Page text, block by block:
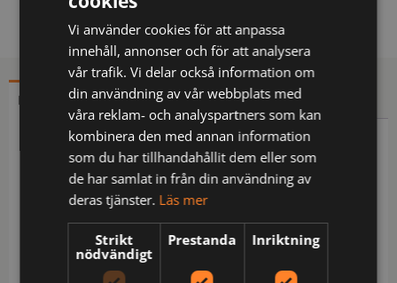
BESKRIVNING YTTERLIGARE INFORMATION
Beskrivning
Återvunnen polyester och ekologisk bomull /
Ribbstickade stretchpartier i midjan / Dold knapp
fram / 2 löst hängande CORDURA®-förstärkta
spikfickor – den ena med 3 mindre fickor och
verktygshällor och den andra med extra ficka /
Vi använder cookies för att anpassa
innehåll, annonser och för att analysera
vår trafik. Vi delar också information om
din användning av vår webbplats med
våra reklam- och analyspartners som kan
kombinera den med annan information
som du har tillhandahållit dem eller som
de har samlat in från din användning av
deras tjänster. Läs mer
Strikt
nödvändigt
Prestanda Inriktning